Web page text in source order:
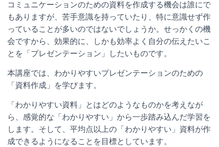
コミュニケーションのための資料を作成する機会は誰にで
もありますが、苦手意識を持っていたり、特に意識せず作
っていることが多いのではないでしょうか。せっかくの機
会ですから、効果的に、しかも効率よく自分の伝えたいこ
とを「プレゼンテーション」したいものです。
本講座では、わかりやすいプレゼンテーションのための
「資料作成」を学びます。
「わかりやすい資料」とはどのようなものかを考えなが
ら、感覚的な「わかりやすい」から一歩踏み込んだ学習を
します。そして、平均点以上の「わかりやすい」資料が作
成できるようになることを目標としています。